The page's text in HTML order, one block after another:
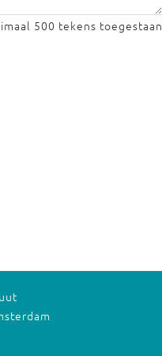
500 tekens toegestaan